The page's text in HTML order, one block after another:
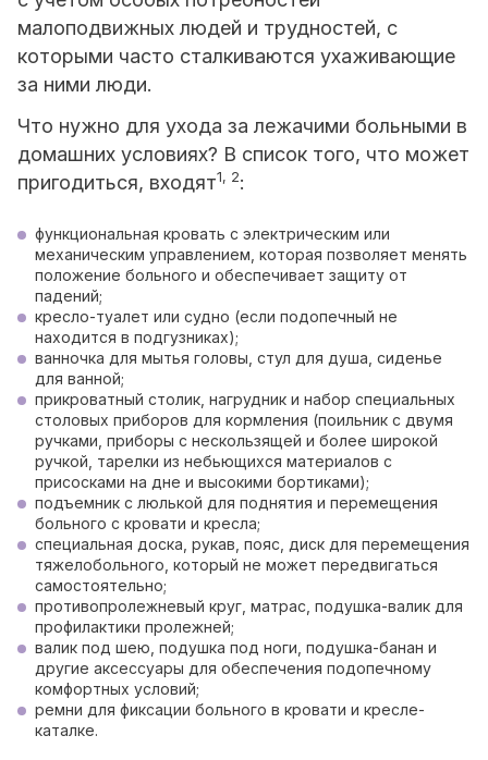
малоподвижных людей и трудностей, с
которыми часто сталкиваются ухаживающие
за ними люди.
Что нужно для ухода за лежачими больными в
домашних условиях? В список того, что может
пригодиться, входят1, 2:
функциональная кровать с электрическим или
механическим управлением, которая позволяет менять
положение больного и обеспечивает защиту от
падений;
кресло-туалет или судно (если подопечный не
находится в подгузниках);
ванночка для мытья головы, стул для душа, сиденье
для ванной;
прикроватный столик, нагрудник и набор специальных
столовых приборов для кормления (поильник с двумя
ручками, приборы с нескользящей и более широкой
ручкой, тарелки из небьющихся материалов с
присосками на дне и высокими бортиками);
подъемник с люлькой для поднятия и перемещения
больного с кровати и кресла;
специальная доска, рукав, пояс, диск для перемещения
тяжелобольного, который не может передвигаться
самостоятельно;
противопролежневый круг, матрас, подушка-валик для
профилактики пролежней;
валик под шею, подушка под ноги, подушка-банан и
другие аксессуары для обеспечения подопечному
комфортных условий;
ремни для фиксации больного в кровати и кресле-
каталке.